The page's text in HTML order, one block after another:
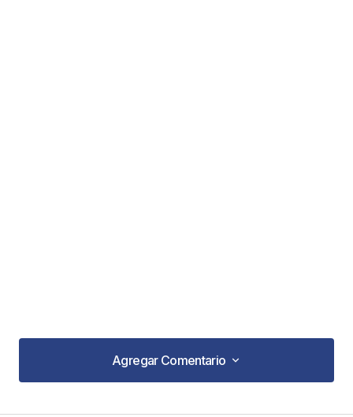
Agregar Comentario
Agregar Comentario